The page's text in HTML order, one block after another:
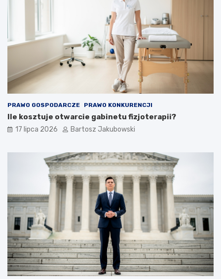
PRAWO GOSPODARCZE PRAWO KONKURENCJI
Ile kosztuje otwarcie gabinetu fizjoterapii?
17 lipca 2026 Bartosz Jakubowski